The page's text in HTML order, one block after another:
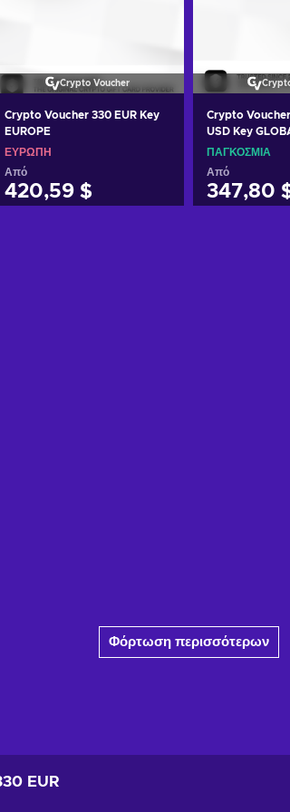
Crypto Voucher
Crypto Voucher 330 EUR Key
EUROPE
ΕΥΡΏΠΗ
Από
420,59 $
Crypto
USD Key
ΠΑΓΚΌΣΜΙΑ
Από
347,80
Φόρτωση περισσότερων
EUR